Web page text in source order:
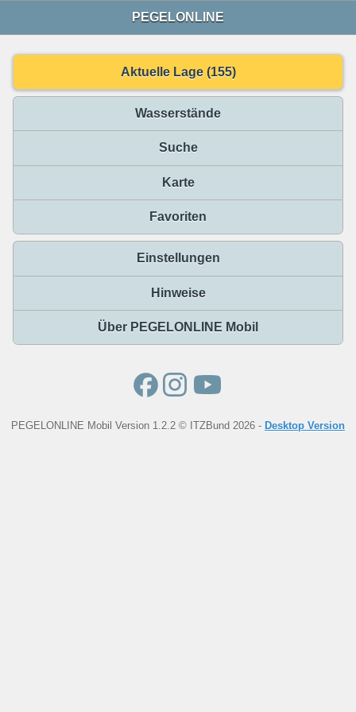
PEGELONLINE
Aktuelle Lage (155)
Wasserstände
Suche
Karte
Favoriten
Einstellungen
Hinweise
Über PEGELONLINE Mobil
PEGELONLINE Mobil Version 1.2.2 © ITZBund 2026 - Desktop Version